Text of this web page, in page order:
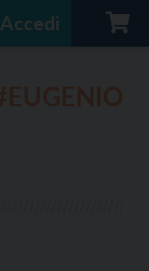
Accedi